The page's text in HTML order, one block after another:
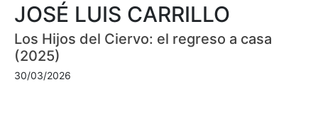
JOSÉ LUIS CARRILLO
Los Hijos del Ciervo: el regreso a casa
(2025)
30/03/2026